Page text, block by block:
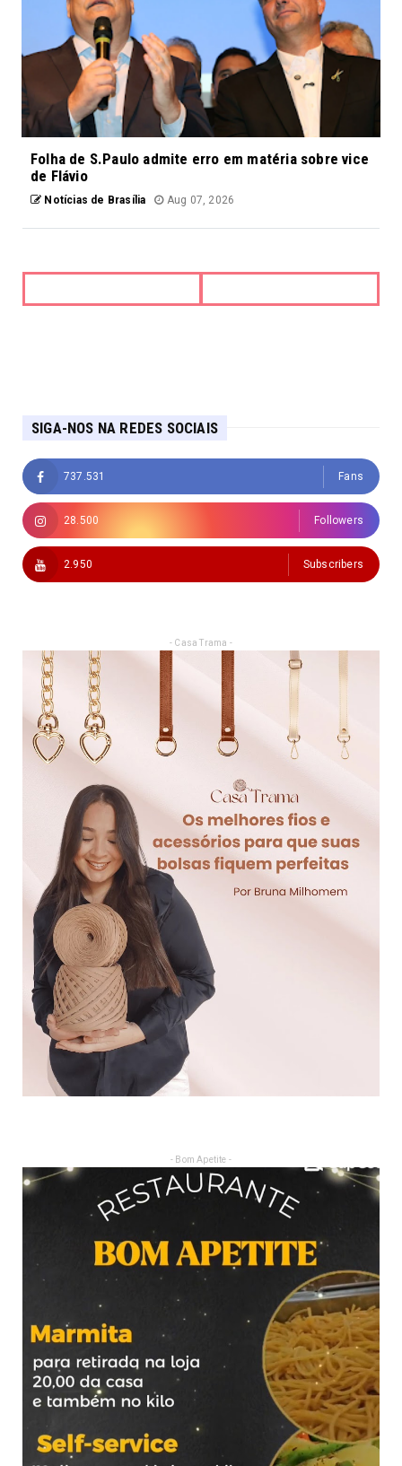
Folha de S.Paulo admite erro em matéria sobre vice
de Flávio
Notícias de Brasília Aug 07, 2026
SIGA-NOS NA REDES SOCIAIS
737.531 Fans
28.500 Followers
2.950 Subscribers
- Casa Trama -
- Bom Apetite -